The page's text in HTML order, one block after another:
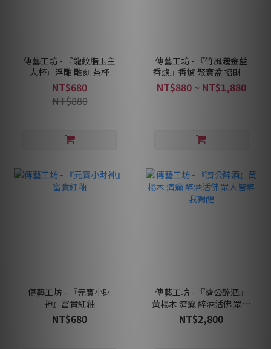
傳藝工坊 - 『龍紋脂玉主
人杯』浮雕 雕刻 茶杯
NT$680
NT$880
傳藝工坊 - 『竹風灑金藍
香爐』香爐 聚寶盆 招財香
爐
NT$880 ~ NT$1,880
傳藝工坊 - 『元寶小財
神』富貴紅釉
NT$680
傳藝工坊 - 『濟公醉酒』
黃楊木 濟癲 醉酒活佛 眾人
皆醉我獨醒
NT$2,800